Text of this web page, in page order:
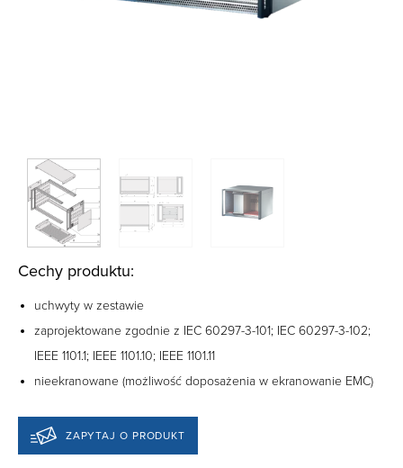
Cechy produktu:
uchwyty w zestawie
zaprojektowane zgodnie z IEC 60297-3-101; IEC 60297-3-102;
IEEE 1101.1; IEEE 1101.10; IEEE 1101.11
nieekranowane (możliwość doposażenia w ekranowanie EMC)
ZAPYTAJ O PRODUKT